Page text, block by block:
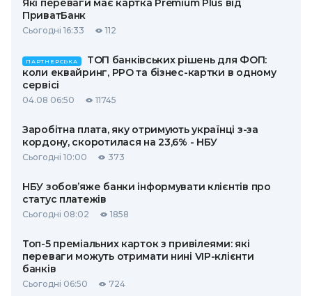
Які переваги має картка Premium Plus від
ПриватБанк
Сьогодні 16:33 112
ПАРТНЕРСЬКА
ТОП банківських рішень для ФОП:
коли еквайринг, РРО та бізнес-картки в одному
сервісі
04.08 06:50 11745
Заробітна плата, яку отримують українці з-за
кордону, скоротилася на 23,6% - НБУ
Сьогодні 10:00 373
НБУ зобов’яже банки інформувати клієнтів про
статус платежів
Сьогодні 08:02 1858
Топ-5 преміальних карток з привілеями: які
переваги можуть отримати нині VIP-клієнти
банків
Сьогодні 06:50 724